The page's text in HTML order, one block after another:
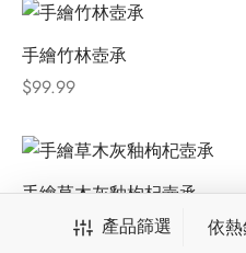
產品篩選
手繪竹林壺承
$99.99
手繪草木灰釉枸杞壺承
99.99